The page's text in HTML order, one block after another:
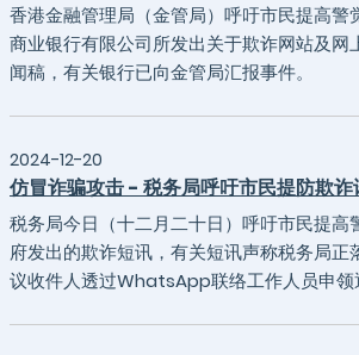
香港金融管理局（金管局）呼吁市民提高警
商业银行有限公司所发出关于欺诈网站及网
闻稿，有关银行已向金管局汇报事件。
2024-12-20
仿冒诈骗攻击 - 税务局呼吁市民提防欺诈
税务局今日（十二月二十日）呼吁市民提高
府发出的欺诈短讯，有关短讯声称税务局正
议收件人透过WhatsApp联络工作人员申领